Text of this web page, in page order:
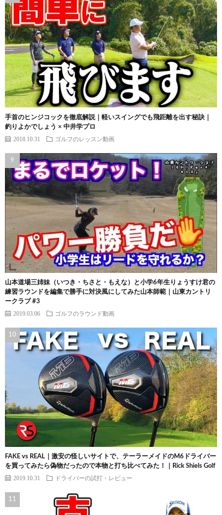
手首のヒンジコックを徹底解説｜軽いスイングでも飛距離を出す秘訣｜
釣りよかでしょう × 中井学プロ
2018.10.31 ゴルフのレッスン動画
山本道場三姉妹（いつき・ちさと・もえな）と小学6年生りょうすけ君の
練習ラウンドを編集で勝手に対決風にしてみた山本師範｜山東カントリ
ークラブ #3
2019.03.06 ゴルフのラウンド動画
FAKE vs REAL｜激安の怪しいサイトで、テーラーメイドのM6ドライバー
を買ってみたら偽物だったので本物と打ち比べてみた！｜Rick Shiels Golf
2019.10.31 ドライバーの試打・レビュー